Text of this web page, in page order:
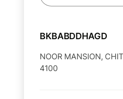
BKBABDDHAGD
NOOR MANSION,
4100